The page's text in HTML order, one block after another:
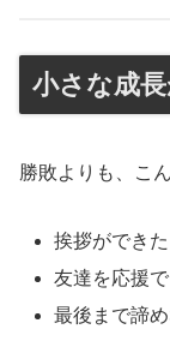
小さな成
勝敗よりも、こ
挨拶ができた
友達を応援
最後まで諦